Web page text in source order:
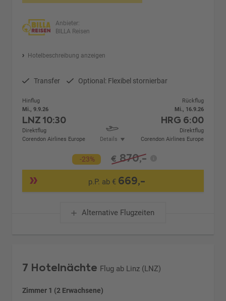
Anbieter:
BILLA Reisen
Hotelbeschreibung anzeigen
Transfer Optional: Flexibel stornierbar
Hinflug
Mi., 9.9.26
LNZ10:30
Direktflug
Corendon Airlines Europe
Details
Rückflug
Mi., 16.9.26
HRG 6:00
Direktflug
Corendon Airlines Europe
-23% € 870,-
p.P. ab € 669,-
Alternative Flugzeiten
7 Hotelnächte Flug ab Linz (LNZ)
Zimmer 1 (2 Erwachsene)